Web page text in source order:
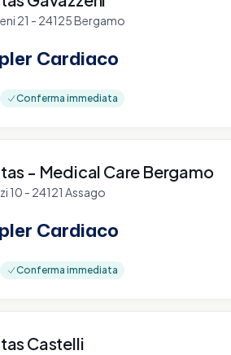
21 - 24125 Bergamo
Cardiaco
Conferma immediata
- Medical Care Bergamo
10 - 24121 Assago
Cardiaco
Conferma immediata
Castelli